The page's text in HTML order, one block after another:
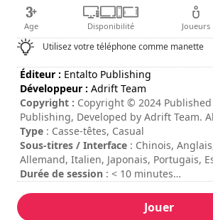
Age Disponibilité Joueurs
Utilisez votre téléphone comme manette
Éditeur : Entalto Publishing
Développeur : Adrift Team
Copyright : Copyright © 2024
Publishing, Developed by Adrift Team.
Type : Casse-têtes, Casual
Sous-titres / Interface : Chinois,
Allemand, Italien, Japonais, Portugais,
Durée de session : < 10 minutes
Les commandes sont indiquées dans
Jouer